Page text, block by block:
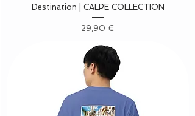
Destination | CALPE COLLECTION
Precio
29,90 €